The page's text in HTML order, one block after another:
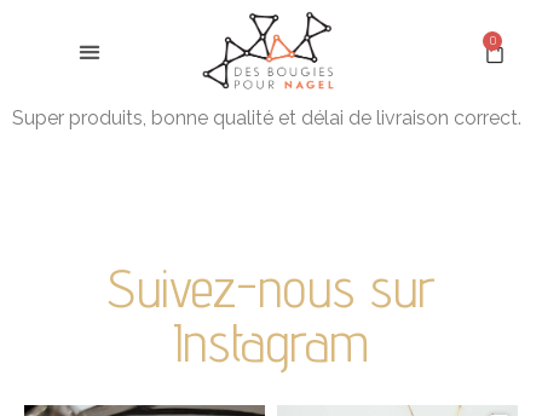
0
Super produits, bonne qualité et délai de livraison correct.
Suivez-nous sur
Instagram